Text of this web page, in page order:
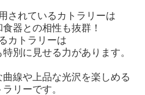
されているカトラリーは
器との相性も抜群！
カトラリーは
別に見せる力があります。
線や上品な光沢を楽しめる
リーです。